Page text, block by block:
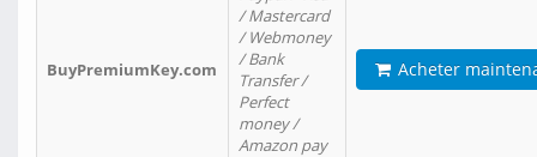
BuyPremiumKey.com
/ Mastercard
/ Webmoney
/ Bank
Transfer /
Perfect
money /
Amazon pay
Acheter